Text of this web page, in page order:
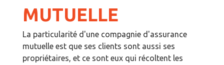
MUTUELLE
La particularité d'une compagnie d'assurance
mutuelle est que ses clients sont aussi ses
propriétaires, et ce sont eux qui récoltent les